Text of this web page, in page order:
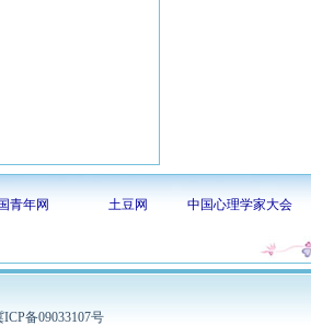
青年网 土豆网 中国心理学家大会
备09033107号